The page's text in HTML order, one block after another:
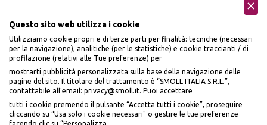
Seguici sui social
Questo sito web utilizza i cookie
Utilizziamo cookie propri e di terze parti per finalità: tecniche (necessari
per la navigazione), analitiche (per le statistiche) e cookie traccianti / di
profilazione (relativi alle Tue preferenze) per
mostrarti pubblicità personalizzata sulla base della navigazione delle
pagine del sito. Il titolare del trattamento è “SMOLL ITALIA S.R.L.”,
contattabile all'email: privacy@smoll.it. Puoi accettare
tutti i cookie premendo il pulsante “Accetta tutti i cookie”, proseguire
cliccando su “Usa solo i cookie necessari" o gestire le tue preferenze